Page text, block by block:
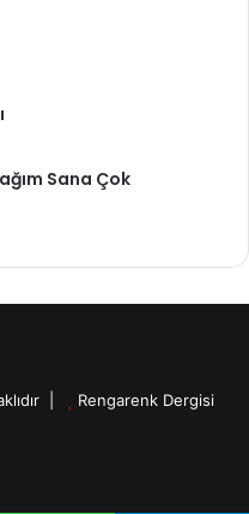
Sana Çok
| Rengarenk Dergisi